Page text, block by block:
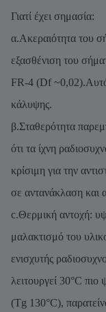
Γιατί έχει σημασία:
α.Ακεραιότητα του
εξασθένιση του
FR-4 (Df
κάλυψης.
β.Σταθερότητα
ότι τα ίχνη
κρίσιμη για την
σε αντανάκλαση και
c.Θερμική αντοχή:
μαλακτισμό του
ενισχυτής
λειτουργεί 30°C
(Tg 130°C),